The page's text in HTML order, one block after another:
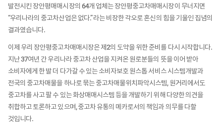
발전시킨 장안평매매시장의 64개 업체는 장안평중고차매매시장이 무너지면
“우리나라의 중고차산업은 없다.” 라는 비장한 각오로 혼신의 힘을 기울인 집념의
결과였습니다.
이제 우리 장안평중고차매매시장은 제2의 도약을 위한 준비를 다시 시작합니다.
지난 37여년 간 우리나라 중고차 산업을 지켜온 원로분들의 뜻을 이어 받아
소비자에게 한 발 더 다가갈 수 있는 소비자보호 원스톱 서비스 시스템개발과
전국의 중고차매물을 하나로 묶는 중고차매물위치파악시스템, 원거리에서도
중고차를 사고 팔 수 있는 화상매매시스템 등을 개발하기 위해 다양한 의견을
취합하고 토론하고 있으며, 중고차 유통의 메카로서의 책임과 의무를 다할
것입니다.